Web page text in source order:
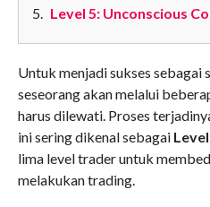
Level 5: Unconscious
Untuk menjadi sukses sebagai
seseorang akan melalui
harus dilewati. Proses
ini sering dikenal sebagai
lima level trader untuk
melakukan trading.